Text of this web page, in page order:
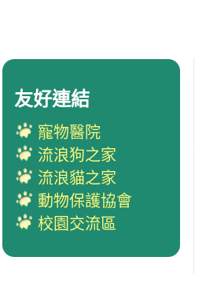
友好連結
寵物醫院
流浪狗之家
流浪貓之家
動物保護協會
校園交流區